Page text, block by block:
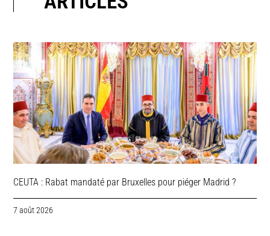
CEUTA : Rabat mandaté par Bruxelles pour piéger Madrid ?
7 août 2026